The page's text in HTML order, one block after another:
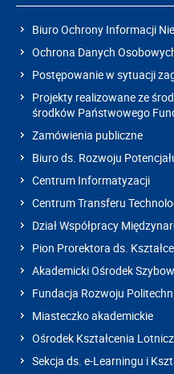
Biuro Ochrony Informacji
Ochrona Danych
Postępowanie w sytuacji
Projekty realizowane ze
środków Państwowego
Zamówienia publiczne
Biuro ds. Rozwoju
Centrum Informatyzacji
Centrum Transferu
Dział Współpracy
Pion Prorektora ds.
Akademicki Ośrodek
Fundacja Rozwoju
Miasteczko akademickie
Ośrodek Kształcenia
Sekcja ds. e-Learningu i